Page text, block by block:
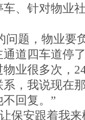
、针对物业
问题，物业要
道四车道停
业很多次，
，我说现在
回复。”
保安跟着我